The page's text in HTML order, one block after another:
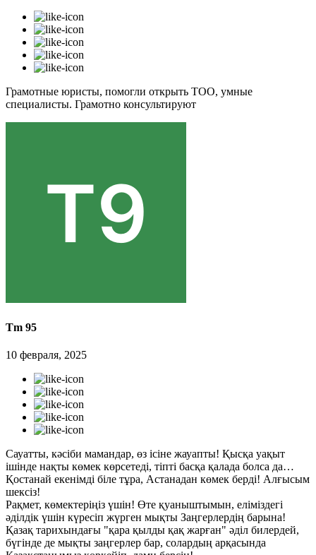
Грамотные юристы, помогли открыть ТОО, умные
специалисты. Грамотно консультируют
Tm 95
10 февраля, 2025
Сауатты, кәсіби мамандар, өз ісіне жауапты! Қысқа уақыт
ішінде нақты көмек көрсетеді, тіпті басқа қалада болса да…
Қостанай екенімді біле тұра, Астанадан көмек берді! Алғысым
шексіз!
Рақмет, көмектеріңіз үшін! Өте қуаныштымын, еліміздегі
әділдік үшін күресіп жүрген мықты Заңгерлердің барына!
Қазақ тарихындағы "қара қылды қақ жарған" әділ билердей,
бүгінде де мықты заңгерлер бар, солардың арқасында